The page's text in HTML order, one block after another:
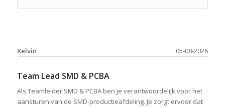
05-08-2026
Xelvin
Team Lead SMD & PCBA
Als Teamleider SMD & PCBA ben je verantwoordelijk voor het
aansturen van de SMD-productieafdeling. Je zorgt ervoor dat